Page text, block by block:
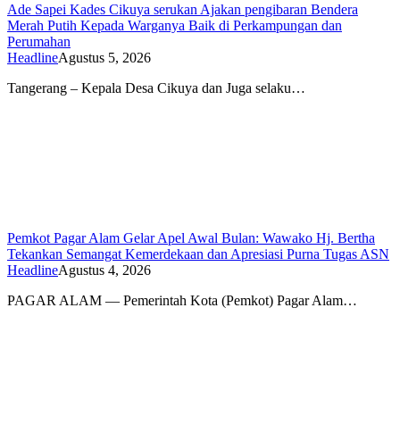
Ade Sapei Kades Cikuya serukan Ajakan pengibaran Bendera
Merah Putih Kepada Warganya Baik di Perkampungan dan
Perumahan
HeadlineAgustus 5, 2026
Tangerang – Kepala Desa Cikuya dan Juga selaku…
Pemkot Pagar Alam Gelar Apel Awal Bulan: Wawako Hj. Bertha
Tekankan Semangat Kemerdekaan dan Apresiasi Purna Tugas ASN
HeadlineAgustus 4, 2026
PAGAR ALAM — Pemerintah Kota (Pemkot) Pagar Alam…